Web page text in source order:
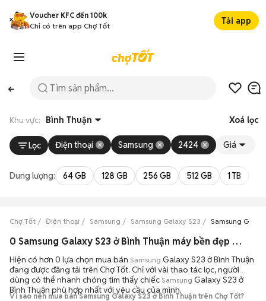
Voucher KFC đến 100k
Chỉ có trên app Chợ Tốt
Tải app
Khu vực: Bình Thuận Xoá lọc
Lọc Điện thoại Samsung 2424 Giá
Dung lượng: 64 GB 128 GB 256 GB 512 GB 1 TB
Chợ Tốt Điện thoại Samsung Samsung Galaxy S23 Samsung
0 Samsung Galaxy S23 ở Bình Thuận máy bền đẹp đang bán 08/2026
Hiện có hơn 0 lựa chọn mua bán Samsung Galaxy S23 ở Bình Thuận
đang được đăng tải trên Chợ Tốt. Chỉ với vài thao tác lọc, người
dùng có thể nhanh chóng tìm thấy chiếc Samsung Galaxy S23 ở
Bình Thuận phù hợp nhất với yêu cầu của mình.
Vì sao nên mua bán Samsung Galaxy S23 ở Bình Thuận trên Chợ Tốt?